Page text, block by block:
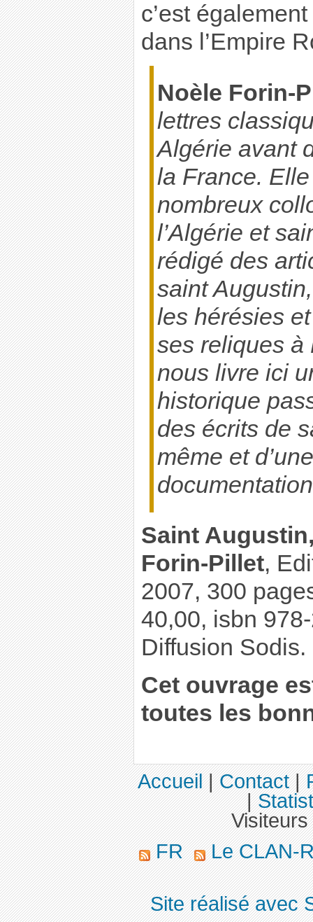
c’est
dans l’Empire
Noèle Forin-
lettres
Algérie avant
la France.
nombreux
l’Algérie et
rédigé des
saint
les hérésies
ses reliques à
nous livre ici
historique
des écrits de
même et
Saint
Forin-Pillet,
2007, 300
40,00, isbn
Diffusion Sodis.
Cet ouvrage
toutes les
Accueil|Contact|
|
FR
Le CLAN-
Site réalisé avec